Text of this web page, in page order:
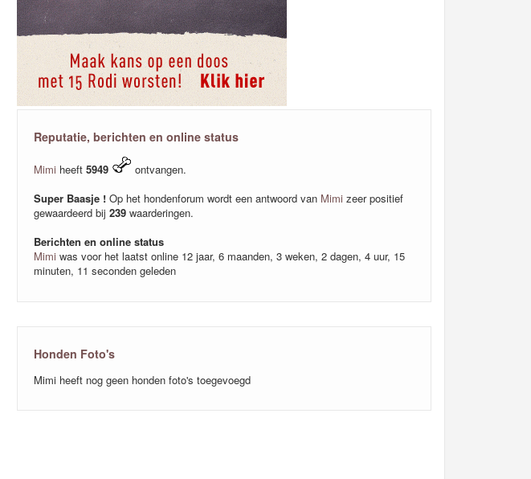
Reputatie, berichten en online status
Mimi heeft 5949
ontvangen.
Super Baasje ! Op het hondenforum wordt een antwoord van Mimi zeer positief
gewaardeerd bij 239 waarderingen.
Berichten en online status
Mimi was voor het laatst online 12 jaar, 6 maanden, 3 weken, 2 dagen, 4 uur, 15
minuten, 11 seconden geleden
Honden Foto's
Mimi heeft nog geen honden foto's toegevoegd